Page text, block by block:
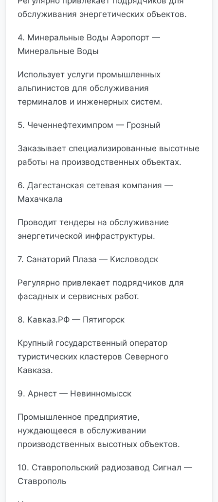
обслуживания энергетических объектов.
4. Минеральные Воды Аэропорт —
Минеральные Воды
Использует услуги промышленных
альпинистов для обслуживания
терминалов и инженерных систем.
5. Чеченнефтехимпром — Грозный
Заказывает специализированные высотные
работы на производственных объектах.
6. Дагестанская сетевая компания —
Махачкала
Проводит тендеры на обслуживание
энергетической инфраструктуры.
7. Санаторий Плаза — Кисловодск
Регулярно привлекает подрядчиков для
фасадных и сервисных работ.
8. Кавказ.РФ — Пятигорск
Крупный государственный оператор
туристических кластеров Северного
Кавказа.
9. Арнест — Невинномысск
Промышленное предприятие,
нуждающееся в обслуживании
производственных высотных объектов.
10. Ставропольский радиозавод Сигнал —
Ставрополь